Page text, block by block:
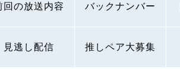
回の放送内容 バックナンバー
見逃し配信 推しペア大募集